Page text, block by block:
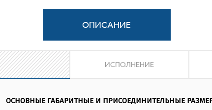
искренне ценим Ваше время, но цены на
поэтому просим Вас связываться с нашим
самую качественную продукцию
Россия. Она имеет большой запас прочности и
- корпус , крышка, клин, диск такой задвижки
18 с толщиной стенки от 8 ( Ду 50) до 16 мм ( Ду 500),
отливки, а спеченного из порошка, из-за чего
ИСПОЛНЕНИЕ
ОСНОВНЫЕ ГАБАРИТНЫЕ И ПРИСОЕДИНИТЕЛЬНЫЕ